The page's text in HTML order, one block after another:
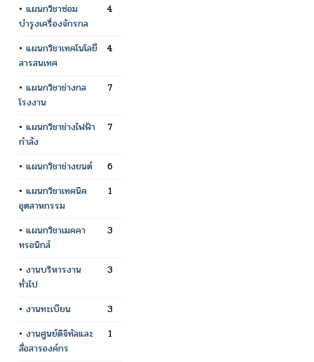
• แผนกวิชาซ่อม
บำรุงเครื่องจักรกล
4
• แผนกวิชาเทคโนโลยี
สารสนเทศ
4
• แผนกวิชาช่างกล
โรงงาน
7
• แผนกวิชาช่างไฟฟ้า
กำลัง
7
• แผนกวิชาช่างยนต์
6
• แผนกวิชาเทคนิค
อุตสาหกรรม
1
• แผนกวิชาเมคคา
ทรอนิกส์
3
• งานบริหารงาน
ทั่วไป
3
• งานทะเบียน
3
• งานศูนย์ดิจิทัลและ
สื่อสารองค์กร
1